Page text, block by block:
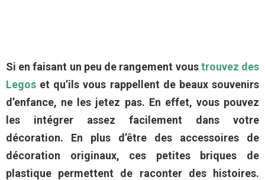
Si en faisant un peu de rangement voustrouvez des
Legos et qu’ils vous rappellent de beaux souvenirs
d’enfance, ne les jetez pas. En effet, vous pouvez
les intégrer assez facilement dans votre
décoration. En plus d’être des accessoires de
décoration originaux, ces petites briques de
plastique permettent de raconter des histoires.